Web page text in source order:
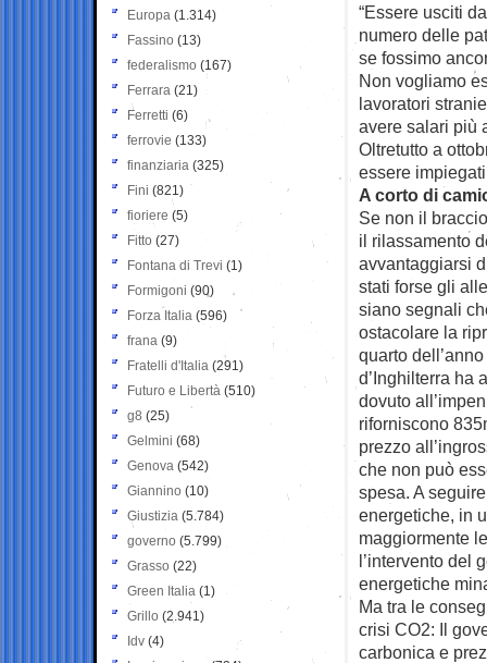
“Essere usciti
numero delle
se fossimo
Non vogliamo
lavoratori
avere salari più
Oltretutto a
essere
A corto di
Se non il
il rilassamento
avvantaggiarsi
stati forse gli
siano segnali
ostacolare la
quarto
d’Inghilterra ha
dovuto
riforniscono
prezzo
che non può
spesa. A
energetiche, in
maggiormente
l’intervento del
energetiche
Ma tra le
crisi CO2: Il
carbonica e
Europa (1.314)
Fassino (13)
federalismo (167)
Ferrara (21)
Ferretti (6)
ferrovie (133)
finanziaria (325)
Fini (821)
fioriere (5)
Fitto (27)
Fontana di Trevi (1)
Formigoni (90)
Forza Italia (596)
frana (9)
Fratelli d'Italia (291)
Futuro e Libertà (510)
g8 (25)
Gelmini (68)
Genova (542)
Giannino (10)
Giustizia (5.784)
governo (5.799)
Grasso (22)
Green Italia (1)
Grillo (2.941)
Idv (4)